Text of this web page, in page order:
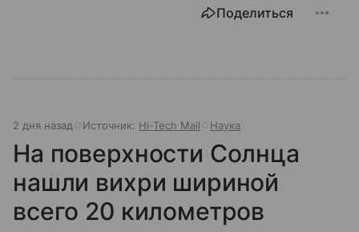
Поделиться
2 дня назад Источник: Hi-Tech Mail Наука
На поверхности Солнца
нашли вихри шириной
всего 20 километров